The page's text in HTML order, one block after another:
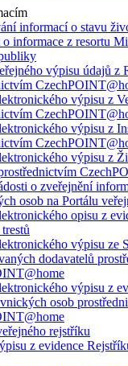
informací o stavu
o informace z resortu
výpisu údajů z
výpisu z
výpisu z
výpisu z
o zveřejnění
osob na Portálu
opisu z
výpisu ze
dodavatelů
výpisu z
osob
rejstříku
z evidence